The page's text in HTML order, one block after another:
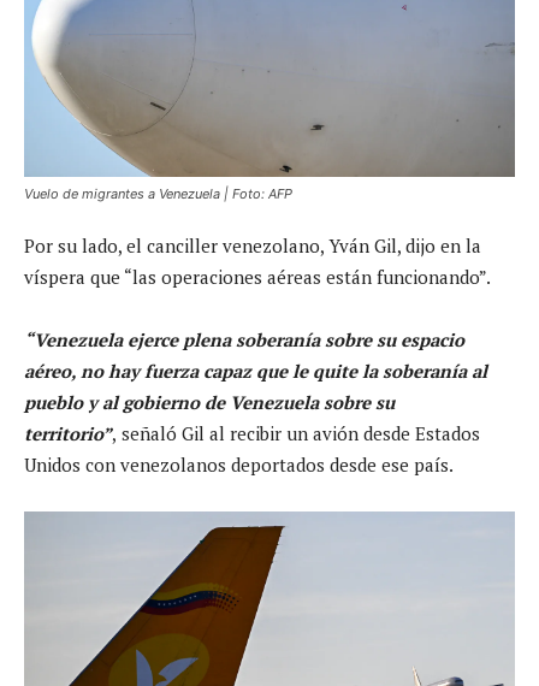
Vuelo de migrantes a Venezuela | Foto: AFP
Por su lado, el canciller venezolano, Yván Gil, dijo en la
víspera que “las operaciones aéreas están funcionando”.
“Venezuela ejerce plena soberanía sobre su espacio
aéreo, no hay fuerza capaz que le quite la soberanía al
pueblo y al gobierno de Venezuela sobre su
territorio”, señaló Gil al recibir un avión desde Estados
Unidos con venezolanos deportados desde ese país.